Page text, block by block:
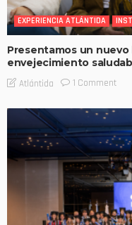
EXPERIENCIA ATLÁNTIDA
Presentamos un
envejecimiento
Atlántida 1 Comment